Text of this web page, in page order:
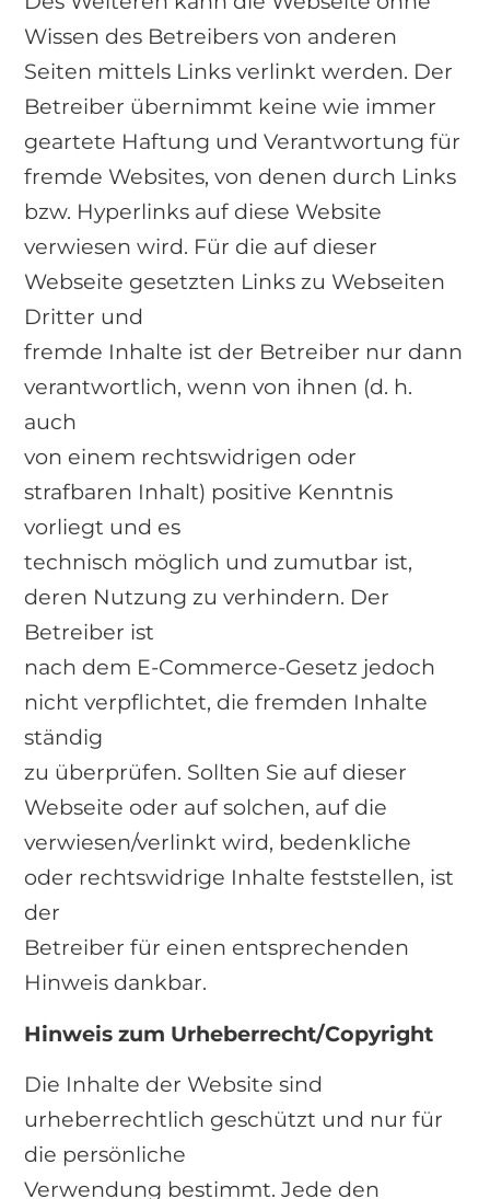
Wissen des Betreibers von anderen
Seiten mittels Links verlinkt werden. Der
Betreiber übernimmt keine wie immer
geartete Haftung und Verantwortung für
fremde Websites, von denen durch Links
bzw. Hyperlinks auf diese Website
verwiesen wird. Für die auf dieser
Webseite gesetzten Links zu Webseiten
Dritter und
fremde Inhalte ist der Betreiber nur dann
verantwortlich, wenn von ihnen (d. h.
auch
von einem rechtswidrigen oder
strafbaren Inhalt) positive Kenntnis
vorliegt und es
technisch möglich und zumutbar ist,
deren Nutzung zu verhindern. Der
Betreiber ist
nach dem E-Commerce-Gesetz jedoch
nicht verpflichtet, die fremden Inhalte
ständig
zu überprüfen. Sollten Sie auf dieser
Webseite oder auf solchen, auf die
verwiesen/verlinkt wird, bedenkliche
oder rechtswidrige Inhalte feststellen, ist
der
Betreiber für einen entsprechenden
Hinweis dankbar.
Hinweis zum Urheberrecht/Copyright
Die Inhalte der Website sind
urheberrechtlich geschützt und nur für
die persönliche
Verwendung bestimmt. Jede den